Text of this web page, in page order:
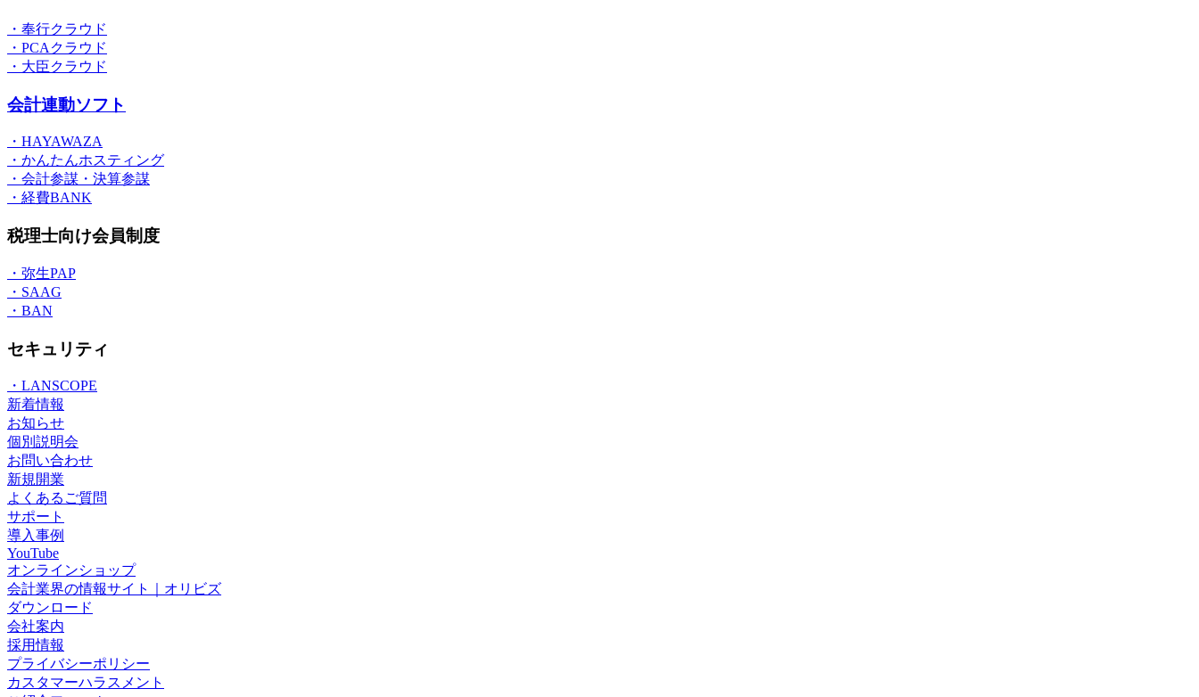
・奉行クラウド
・PCAクラウド
・大臣クラウド
会計連動ソフト
・HAYAWAZA
・かんたんホスティング
・会計参謀・決算参謀
・経費BANK
税理士向け会員制度
・弥生PAP
・SAAG
・BAN
セキュリティ
・LANSCOPE
新着情報
お知らせ
個別説明会
お問い合わせ
新規開業
よくあるご質問
サポート
導入事例
YouTube
オンラインショップ
会計業界の情報サイト｜オリビズ
ダウンロード
会社案内
採用情報
プライバシーポリシー
カスタマーハラスメント